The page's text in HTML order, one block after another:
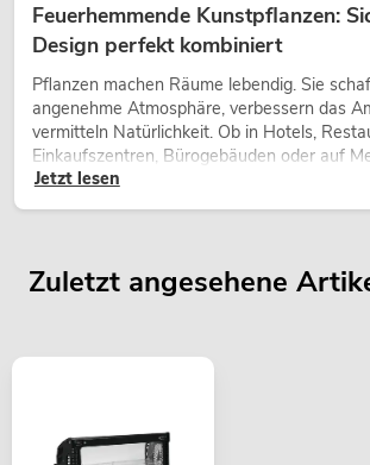
Feuerhemmende Kunstpflanzen:
Design perfekt kombiniert
Pflanzen machen Räume lebendig. Sie
angenehme Atmosphäre, verbessern das
vermitteln Natürlichkeit. Ob in Hotels,
Einkaufszentren, Bürogebäuden oder auf
hochwertige Begrünung gehört heute längst
Raumkonzept.
Jetzt lesen
Zuletzt angesehene